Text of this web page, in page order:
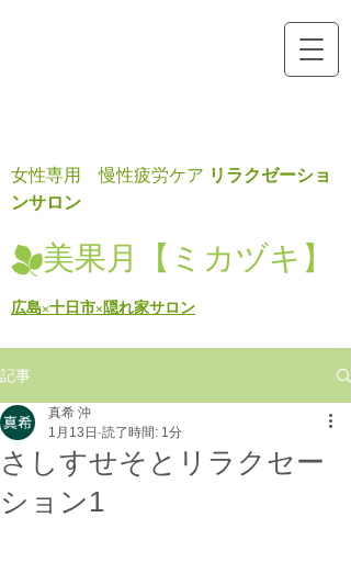
女性専用 慢性疲労ケア リラクゼーショ
ンサロン
美果月【ミカヅキ】
広島×十日市×隠れ家サロン
記事
さしすせそとリラクセー
ション1
真希 沖
1月13日 読了時間: 1分